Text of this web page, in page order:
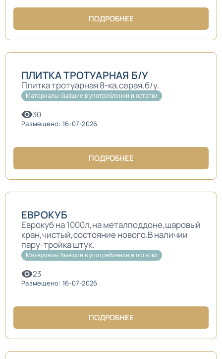
ПОДРОБНЕЕ
ПЛИТКА ТРОТУАРНАЯ Б/У
Плитка тротуарная 8-ка,серая,б/у.
Материалы бывшие в употреблении и остатки
30
Размещено: 16-07-2026
ПОДРОБНЕЕ
ЕВРОКУБ
Еврокуб на 1000л,на металподдоне,шаровый
кран,чистый,состояние нового.В наличии
пару-тройка штук.
Материалы бывшие в употреблении и остатки
23
Размещено: 16-07-2026
ПОДРОБНЕЕ